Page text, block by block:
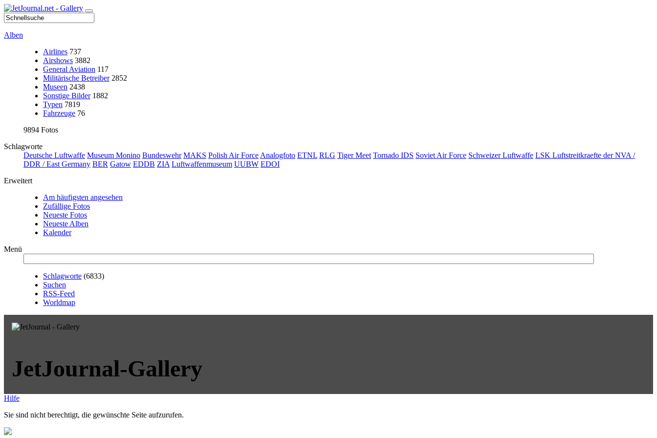
Alben
Airlines 737
Airshows 3882
General Aviation 117
Militärische Betreiber 2852
Museen 2438
Sonstige Bilder 1882
Typen 7819
Fahrzeuge 76
9894 Fotos
Schlagworte
Deutsche Luftwaffe Museum Monino Bundeswehr MAKS Polish Air Force Analogfoto ETNL RLG Tiger Meet Tornado IDS Soviet Air Force Schweizer Luftwaffe LSK Luftstreitkraefte der NVA /
DDR / East Germany BER Gatow EDDB ZIA Luftwaffenmuseum UUBW EDOI
Erweitert
Am häufigsten angesehen
Zufällige Fotos
Neueste Fotos
Neueste Alben
Kalender
Menü
Schlagworte (6833)
Suchen
RSS-Feed
Worldmap
JetJournal-Gallery
Hilfe
Sie sind nicht berechtigt, die gewünschte Seite aufzurufen.